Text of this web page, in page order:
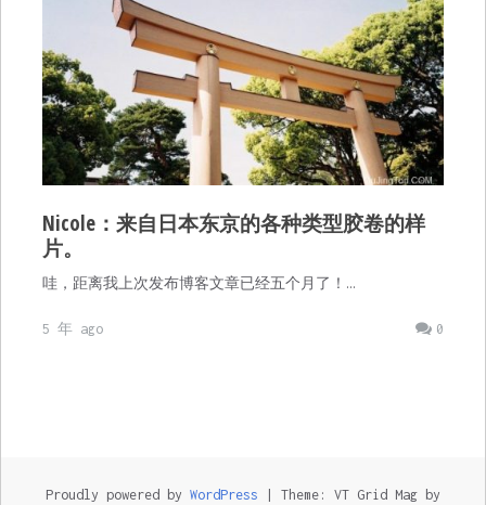
Nicole：来自日本东京的各种类型胶卷的样
片。
哇，距离我上次发布博客文章已经五个月了！…
0
5 年 ago
Proudly powered by WordPress Theme: VT Grid Mag by